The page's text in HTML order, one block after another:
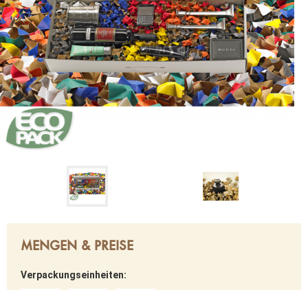
MENGEN & PREISE
Verpackungseinheiten: